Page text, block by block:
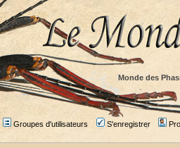
Monde des
Groupes d'utilisateurs S'enregistrer